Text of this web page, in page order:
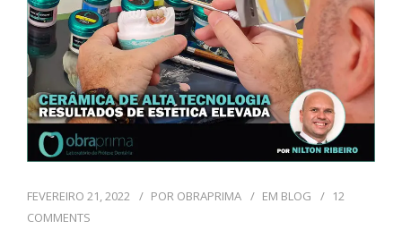
DA VINCI
SERVIÇOS
ORDEM DE SERVIÇO
TECNOLOGIAS
CONTATO
FEVEREIRO 21, 2022 POR OBRAPRIMA EM BLOG
12
COMMENTS